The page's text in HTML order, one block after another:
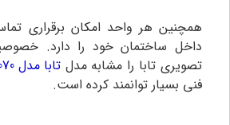
همچنین هر واحد امکان برقراری
داخل ساختمان خود را دارد.
تصویری تابا را مشابه مدلتابا مدل 2070
فنی بسیار توانمند کرده است.